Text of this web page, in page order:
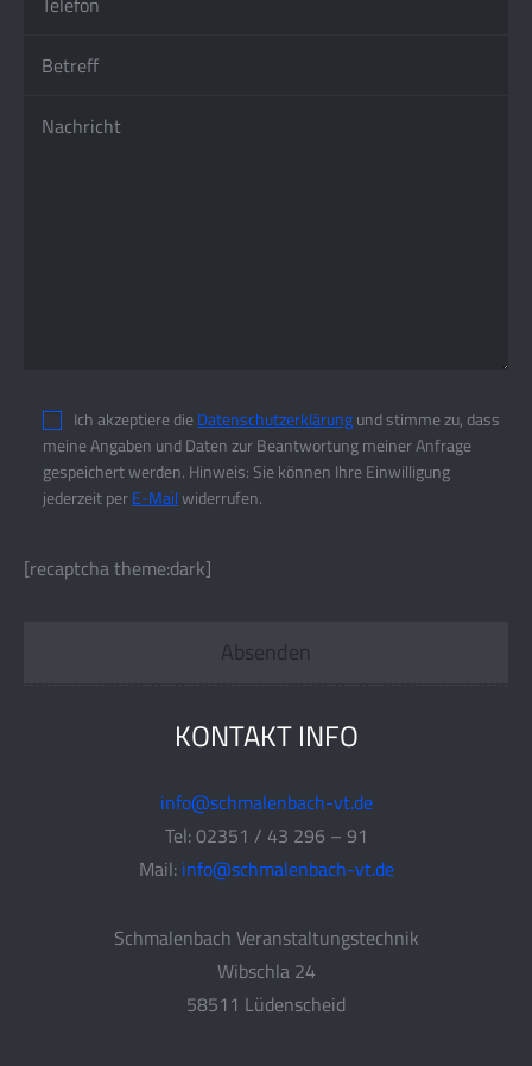
Ich akzeptiere dieDatenschutzerklärungund stimme zu, dass
meine Angaben und Daten zur Beantwortung meiner Anfrage
gespeichert werden. Hinweis: Sie können Ihre Einwilligung
jederzeit perE-Mailwiderrufen.
[recaptcha theme:dark]
KONTAKT INFO
info@schmalenbach-vt.de
Tel: 02351 / 43 296 – 91
Mail: info@schmalenbach-vt.de
Schmalenbach Veranstaltungstechnik
Wibschla 24
58511 Lüdenscheid